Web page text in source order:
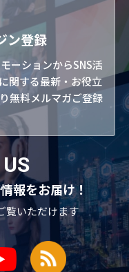
ン登録
ーションからSNS活
関する最新・お役立
無料メルマガご登録
報をお届け！
覧いただけます